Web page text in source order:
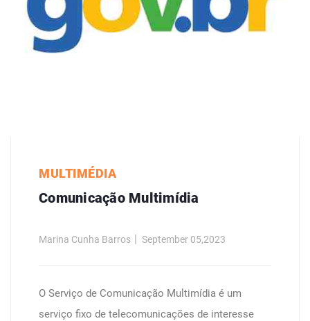
MULTIMÉDIA
Comunicação Multimídia
Marina Cunha Barros September 05,2023
O Serviço de Comunicação Multimídia é um
serviço fixo de telecomunicações de interesse